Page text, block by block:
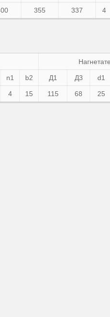
355 337 4
n1 b2 Д1 Д3 d1
4 15 115 68 25